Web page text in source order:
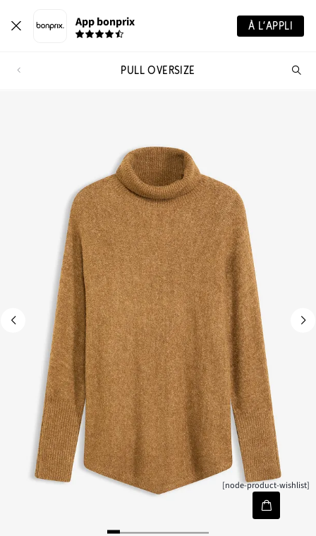
App bonprix À L’APPLI
PULL OVERSIZE
[node-product-wishlist]